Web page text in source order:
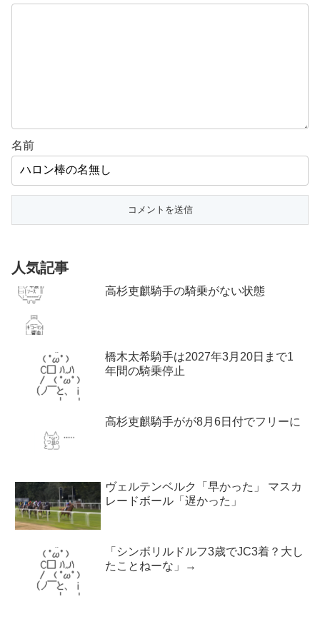
名前
人気記事
高杉吏麒騎手の騎乗がない状態
橋木太希騎手は2027年3月20日まで1
年間の騎乗停止
高杉吏麒騎手がが8月6日付でフリーに
ヴェルテンベルク「早かった」 マスカ
レードボール「遅かった」
「シンボリルドルフ3歳でJC3着？大し
たことねーな」→